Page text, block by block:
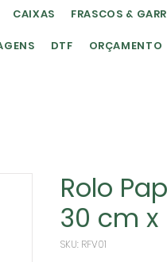
CAIXAS FRASCOS &
DTF ORÇAMENTO
Rolo
30 cm
SKU: RFV01